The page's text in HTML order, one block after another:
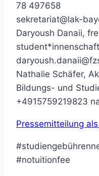
78 497658
sekretariat@lak-
Daryoush Danaii,
Nathalie Schäfer,
Bildungs- und
+4915759219823
Pressemitteilung
#notuitionfee